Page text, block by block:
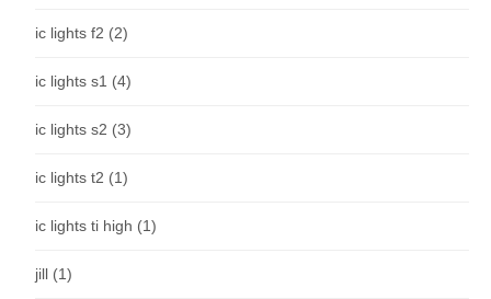
ic lights f2 (2)
ic lights s1 (4)
ic lights s2 (3)
ic lights t2 (1)
ic lights ti high (1)
jill (1)